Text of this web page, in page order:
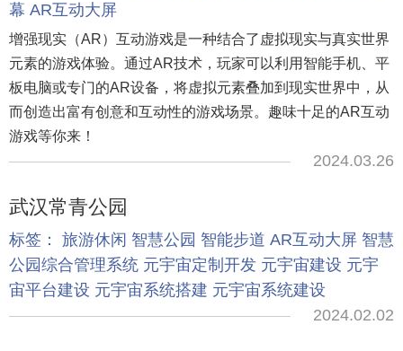
幕 AR互动大屏
增强现实（AR）互动游戏是一种结合了虚拟现实与真实世界
元素的游戏体验。通过AR技术，玩家可以利用智能手机、平
板电脑或专门的AR设备，将虚拟元素叠加到现实世界中，从
而创造出富有创意和互动性的游戏场景。趣味十足的AR互动
游戏等你来！
2024.03.26
武汉常青公园
标签： 旅游休闲 智慧公园 智能步道 AR互动大屏 智慧
公园综合管理系统 元宇宙定制开发 元宇宙建设 元宇
宙平台建设 元宇宙系统搭建 元宇宙系统建设
2024.02.02